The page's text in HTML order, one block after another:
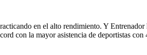
en el alto rendimiento. Y
con la mayor asistencia de deportistas